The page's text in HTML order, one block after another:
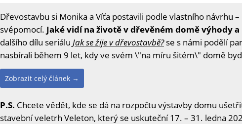
Dřevostavbu si Monika a Víťa postavili podle vlastního návrhu
svépomocí. Jaké vidí na životě v dřevěném domě výhody
dalšího dílu seriálu Jak se žije v dřevostavbě?se s námi podělí
nasbírali během 9 let, kdy ve svém \"na míru šitém\" domě
Zobrazit celý článek →
P.S. Chcete vědět, kde se dá na rozpočtu výstavby domu
stavební veletrh Veleton, který se uskuteční 17. – 31. ledna